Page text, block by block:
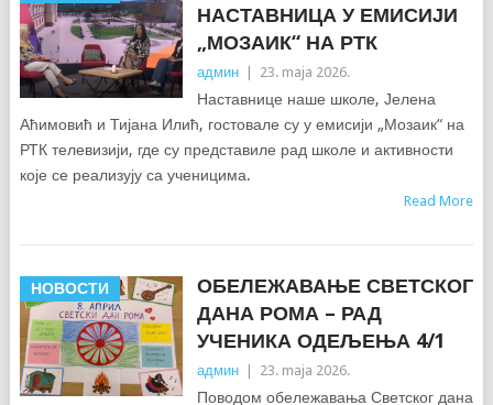
НАСТАВНИЦА У ЕМИСИЈИ
„МОЗАИК“ НА РТК
админ 23. maja 2026.
Наставнице наше школе, Јелена
Аћимовић и Тијана Илић, гостовале су у емисији „Мозаик“ на
РТК телевизији, где су представиле рад школе и активности
које се реализују са ученицима.
Read More
НОВОСТИ
ОБЕЛЕЖАВАЊЕ СВЕТСКОГ
ДАНА РОМА – РАД
УЧЕНИКА ОДЕЉЕЊА 4/1
админ 23. maja 2026.
Поводом обележавања Светског дана